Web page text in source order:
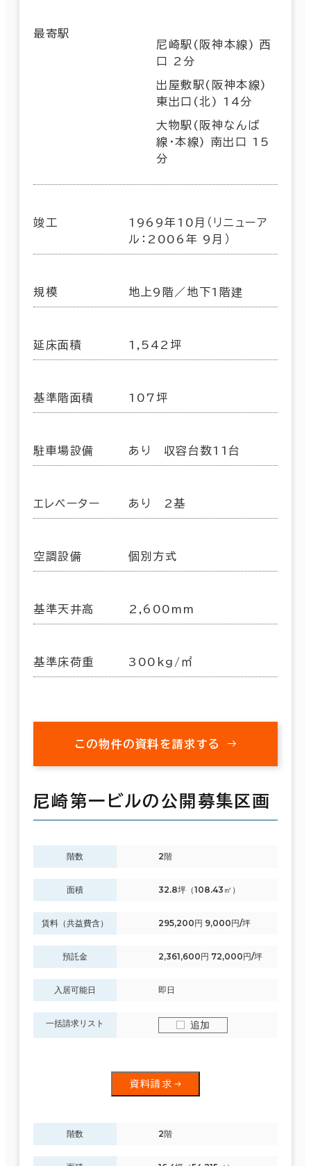
最寄駅
尼崎駅(阪神本線) 西
口 2分
出屋敷駅(阪神本線)
東出口(北) 14分
大物駅(阪神なんば
線･本線) 南出口 15
分
竣工
1969年10月（リニューア
ル：2006年 9月）
規模 地上9階／地下1階建
延床面積 1,542坪
基準階面積 107坪
駐車場設備 あり 収容台数11台
エレベーター あり 2基
空調設備 個別方式
基準天井高 2,600mm
基準床荷重 300kg/㎡
この物件の資料を請求する
尼崎第一ビルの公開募集区画
階数 2階
面積 32.8坪（108.43㎡）
賃料（共益費含） 295,200円 9,000円/坪
預託金 2,361,600円 72,000円/坪
入居可能日 即日
一括請求リスト 追加
資料請求
階数 2階